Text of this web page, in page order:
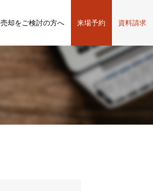
売却をご検討の方へ 来場予約 資料請求